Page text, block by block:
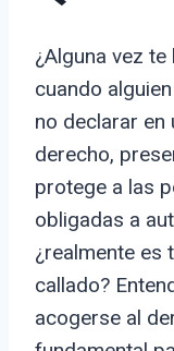
¿Alguna vez
cuando
no declarar en
derecho,
protege a las
obligadas a
¿realmente es
callado?
acogerse al